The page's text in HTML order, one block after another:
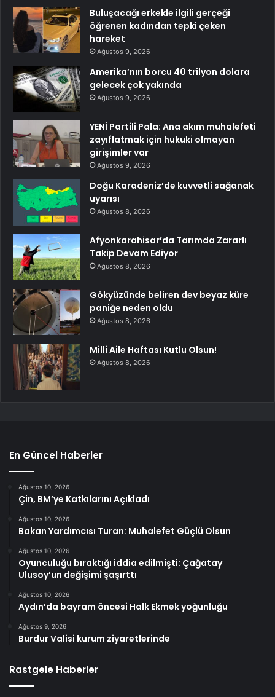
Buluşacağı erkekle ilgili gerçeği
öğrenen kadından tepki çeken
hareket
Ağustos 9, 2026
Amerika’nın borcu 40 trilyon dolara
gelecek çok yakında
Ağustos 9, 2026
YENİ Partili Pala: Ana akım muhalefeti
zayıflatmak için hukuki olmayan
girişimler var
Ağustos 9, 2026
Doğu Karadeniz’de kuvvetli sağanak
uyarısı
Ağustos 8, 2026
Afyonkarahisar’da Tarımda Zararlı
Takip Devam Ediyor
Ağustos 8, 2026
Gökyüzünde beliren dev beyaz küre
paniğe neden oldu
Ağustos 8, 2026
Milli Aile Haftası Kutlu Olsun!
Ağustos 8, 2026
En Güncel Haberler
Ağustos 10, 2026
Çin, BM’ye Katkılarını Açıkladı
Ağustos 10, 2026
Bakan Yardımcısı Turan: Muhalefet Güçlü Olsun
Ağustos 10, 2026
Oyunculuğu bıraktığı iddia edilmişti: Çağatay
Ulusoy’un değişimi şaşırttı
Ağustos 10, 2026
Aydın’da bayram öncesi Halk Ekmek yoğunluğu
Ağustos 9, 2026
Burdur Valisi kurum ziyaretlerinde
Rastgele Haberler